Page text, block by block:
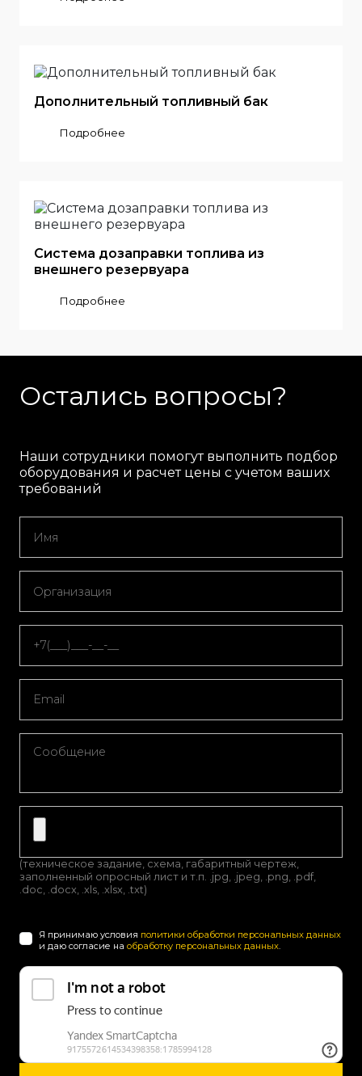
Дополнительный топливный бак
Подробнее
Система дозаправки топлива из
внешнего резервуара
Подробнее
Остались вопросы?
Наши сотрудники помогут выполнить подбор
оборудования и расчет цены с учетом ваших
требований
(техническое задание, схема, габаритный чертеж,
заполненный опросный лист и т.п. .jpg, .jpeg, .png, .pdf,
.doc, .docx, .xls, .xlsx, .txt)
Я принимаю условия политики обработки персональных данных
и даю согласие на обработку персональных данных.